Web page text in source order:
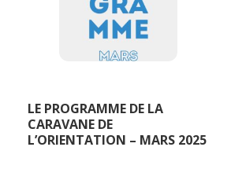
LE PROGRAMME DE LA
CARAVANE DE
L’ORIENTATION – MARS 2025